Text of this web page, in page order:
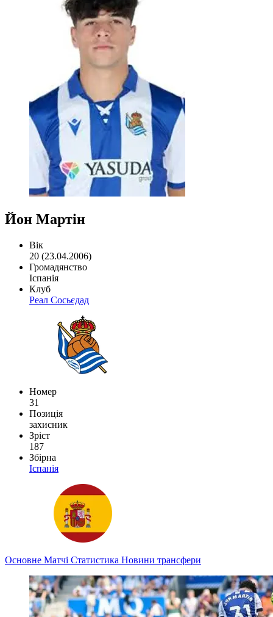
Йон Мартін
Вік
20 (23.04.2006)
Громадянство
Іспанія
Клуб
Реал Сосьєдад
Номер
31
Позиція
захисник
Зріст
187
Збірна
Іспанія
Основне Матчі Статистика Новини трансфери